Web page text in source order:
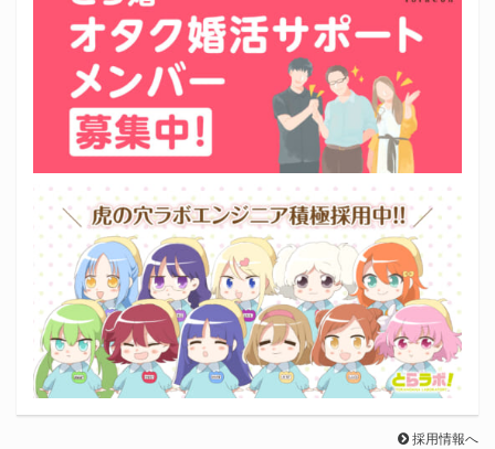
採用情報へ